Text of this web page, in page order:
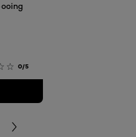
0/5